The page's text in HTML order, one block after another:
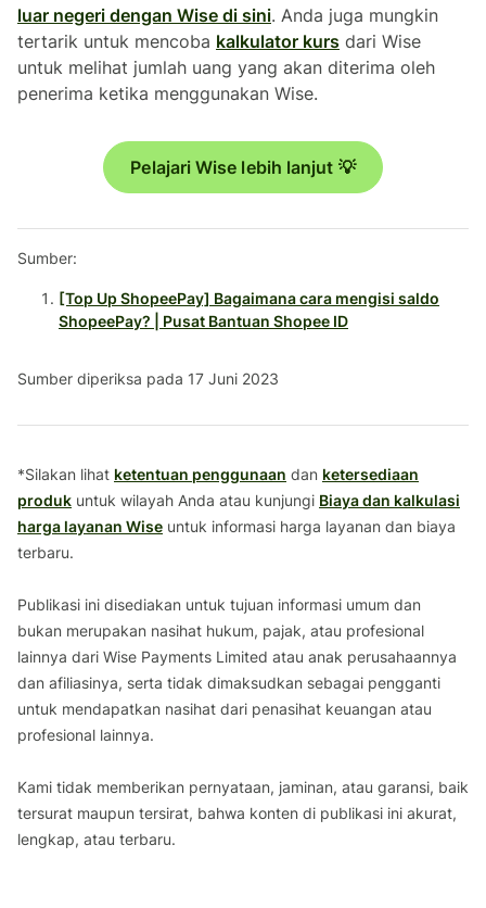
luar negeri dengan Wise di sini. Anda juga mungkin
tertarik untuk mencoba kalkulator kurs dari Wise
untuk melihat jumlah uang yang akan diterima oleh
penerima ketika menggunakan Wise.
Pelajari Wise lebih lanjut 💡
Sumber:
[Top Up ShopeePay] Bagaimana cara mengisi saldo
ShopeePay? | Pusat Bantuan Shopee ID
Sumber diperiksa pada 17 Juni 2023
*Silakan lihat ketentuan penggunaan dan ketersediaan
produk untuk wilayah Anda atau kunjungi Biaya dan kalkulasi
harga layanan Wise untuk informasi harga layanan dan biaya
terbaru.
Publikasi ini disediakan untuk tujuan informasi umum dan
bukan merupakan nasihat hukum, pajak, atau profesional
lainnya dari Wise Payments Limited atau anak perusahaannya
dan afiliasinya, serta tidak dimaksudkan sebagai pengganti
untuk mendapatkan nasihat dari penasihat keuangan atau
profesional lainnya.
Kami tidak memberikan pernyataan, jaminan, atau garansi, baik
tersurat maupun tersirat, bahwa konten di publikasi ini akurat,
lengkap, atau terbaru.